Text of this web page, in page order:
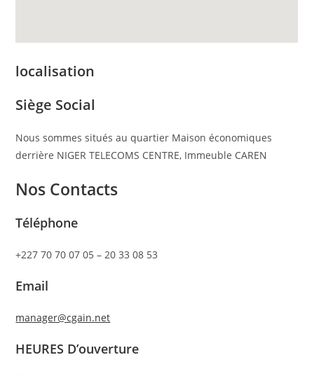
localisation
Siège Social
Nous sommes situés au quartier Maison économiques
derrière NIGER TELECOMS CENTRE, Immeuble CAREN
Nos Contacts
Téléphone
+227 70 70 07 05 – 20 33 08 53
Email
manager@cgain.net
HEURES D’ouverture